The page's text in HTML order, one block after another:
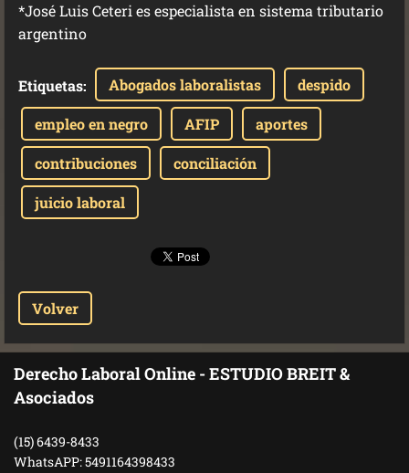
*José Luis Ceteri es especialista en sistema tributario
argentino
Etiquetas: Abogados laboralistas despido
empleo en negro AFIP aportes
contribuciones conciliación
juicio laboral
Volver
Derecho Laboral Online - ESTUDIO BREIT &
Asociados
(15) 6439-8433
WhatsAPP: 5491164398433